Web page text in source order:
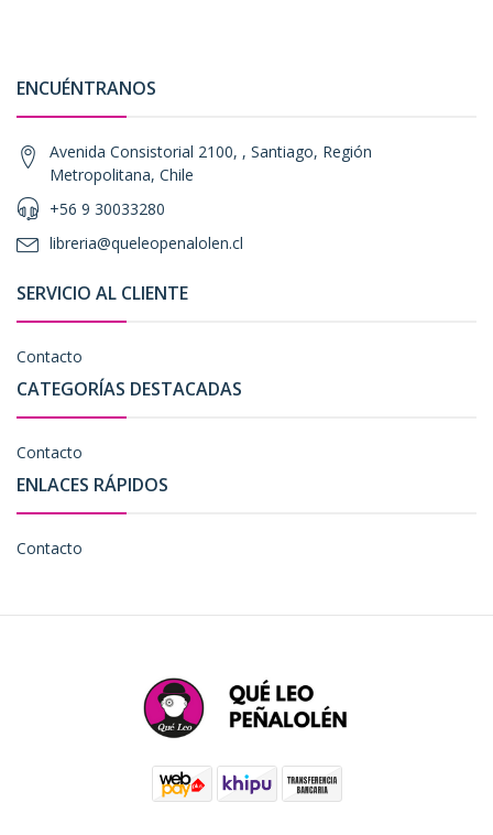
ENCUÉNTRANOS
Avenida Consistorial 2100, , Santiago, Región
Metropolitana, Chile
+56 9 30033280
libreria@queleopenalolen.cl
SERVICIO AL CLIENTE
Contacto
CATEGORÍAS DESTACADAS
Contacto
ENLACES RÁPIDOS
Contacto